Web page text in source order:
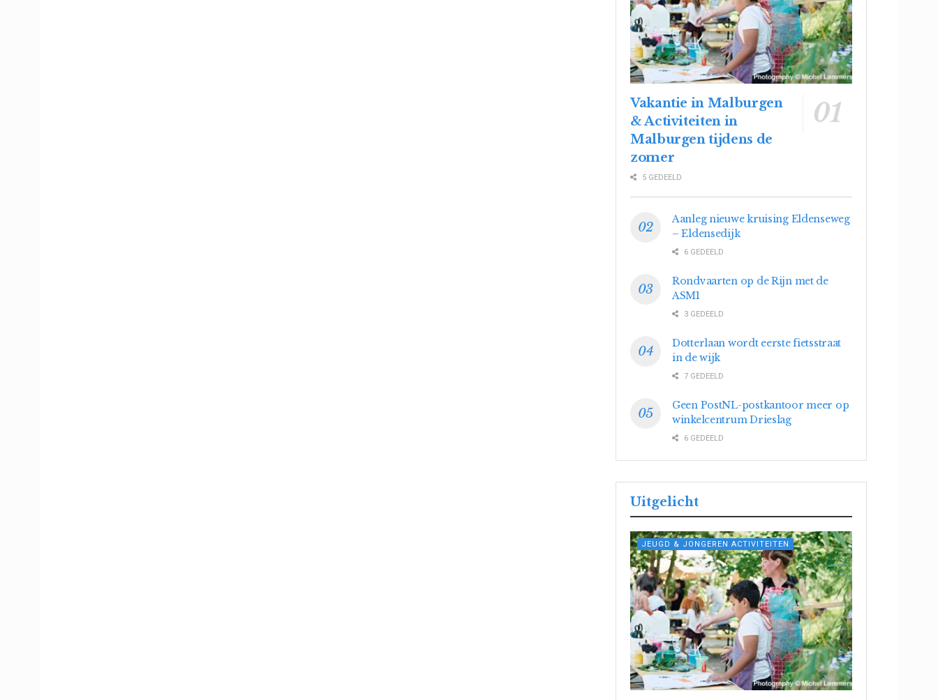
Vakantie in Malburgen
& Activiteiten in
Malburgen tijdens de
zomer
5 GEDEELD
Aanleg nieuwe kruising Eldenseweg
– Eldensedijk
6 GEDEELD
Rondvaarten op de Rijn met de
ASM1
3 GEDEELD
Dotterlaan wordt eerste fietsstraat
in de wijk
7 GEDEELD
Geen PostNL-postkantoor meer op
winkelcentrum Drieslag
6 GEDEELD
Uitgelicht
JEUGD & JONGEREN ACTIVITEITEN